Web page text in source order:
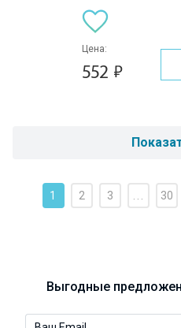
Цена:
552
1 2 3 30
Выгодные